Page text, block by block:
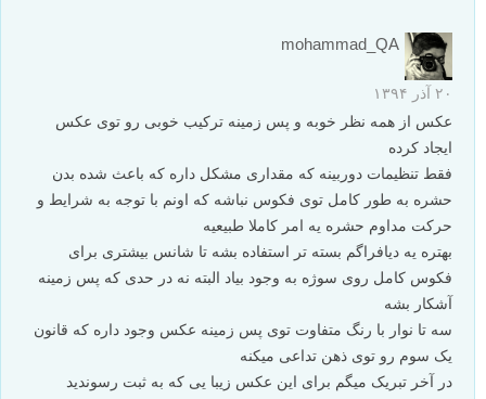
mohammad_QA
۲۰ آذر ۱۳۹۴
عکس از همه نظر خوبه و پس زمینه ترکیب خوبی رو توی عکس
ایجاد کرده
فقط تنظیمات دوربینه که مقداری مشکل داره که باعث شده بدن
حشره به طور کامل توی فکوس نباشه که اونم با توجه به شرایط و
حرکت مداوم حشره یه امر کاملا طبیعیه
بهتره یه دیافراگم بسته تر استفاده بشه تا شانس بیشتری برای
فکوس کامل روی سوژه به وجود بیاد البته نه در حدی که پس زمینه
آشکار بشه
سه تا نوار با رنگ متفاوت توی پس زمینه عکس وجود داره که قانون
یک سوم رو توی ذهن تداعی میکنه
در آخر تبریک میگم برای این عکس زیبا یی که به ثبت رسوندید